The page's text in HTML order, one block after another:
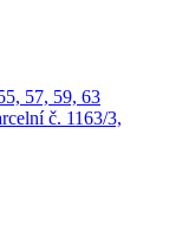
57, 59, 63
č. 1163/3,